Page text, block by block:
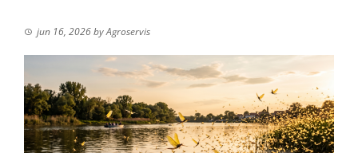
jun 16, 2026byAgroservis